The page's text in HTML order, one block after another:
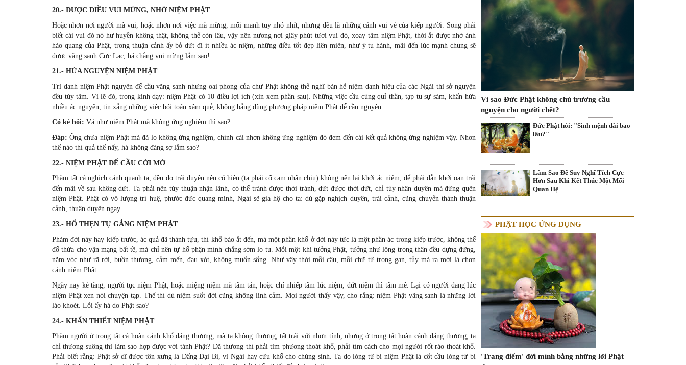
20.- ÐƯỢC ÐIỀU VUI MỪNG, NHỚ NIỆM PHẬT
Hoặc nhơn nơi người mà vui, hoặc nhơn nơi việc mà mừng, mối manh tuy nhỏ nhít, nhưng đều là những cảnh vui vẻ của kiếp người. Song phải
biết cái vui đó nó hư huyễn không thật, không thể còn lâu, vậy nên nương nơi giây phút tươi vui đó, xoay tâm niệm Phật, thời ắt được nhờ ánh
hào quang của Phật, trong thuận cảnh ấy bỏ dứt đi ít nhiều ác niệm, những điều tốt đẹp liên miên, như ý tu hành, mãi đến lúc mạnh chung sẽ
được vãng sanh Cực Lạc, há chẳng vui mừng lắm sao!
21.- HỨA NGUYỆN NIỆM PHẬT
Trì danh niệm Phật nguyên để cầu vãng sanh nhưng oai phong của chư Phật không thể nghĩ bàn hễ niệm danh hiệu của các Ngài thì sở nguyện
đều tùy tâm. Vì lẽ đó, trong kinh dạy: niệm Phật có 10 điều lợi ích (xin xem phần sau). Những việc cầu cúng quỉ thần, tạp tu sự sám, khấn hứa
nhiều ác nguyện, tin xằng những việc bói toán xâm quẻ, không bằng dùng phương pháp niệm Phật để cầu nguyện.
Có kẻ hỏi: Vả như niệm Phật mà không ứng nghiệm thì sao?
Ðáp: Ông chưa niệm Phật mà đã lo không ứng nghiệm, chính cái nhơn không ứng nghiệm đó đem đến cái kết quả không ứng nghiệm vậy. Nhơn
thế nào thì quả thế nấy, há không đáng sợ lắm sao?
22.- NIỆM PHẬT ÐỂ CẦU CỞI MỞ
Phàm tất cả nghịch cảnh quanh ta, đều do trái duyên nên có hiện (ta phải cố cam nhận chịu) không nên lại khởi ác niệm, để phải dẫn khởi oan trái
đến mãi về sau không dứt. Ta phải nên tùy thuận nhận lãnh, có thể tránh được thời tránh, dứt được thời dứt, chỉ tùy nhân duyên mà đừng quên
niệm Phật. Phật có vô lượng trí huệ, phước đức quang minh, Ngài sẽ gia hộ cho ta: dù gặp nghịch duyên, trái cảnh, cũng chuyển thành thuận
cảnh, thuận duyên ngay.
23.- HỔ THẸN TỰ GẮNG NIỆM PHẬT
Phàm đời này hay kiếp trước, ác quả đã thành tựu, thì khổ báo ắt đến, mà một phần khổ ở đời này tức là một phần ác trong kiếp trước, không thể
đổ thừa cho vận mạng bất tề, mà chỉ nên tự hổ phận mình chẳng sớm lo tu. Mỗi một khi tưởng Phật, tưởng như lông trong thân đều dựng đứng,
năm vóc như rã rời, buồn thương, cảm mến, đau xót, không muốn sống. Như vậy thời mỗi câu, mỗi chữ từ trong gan, tủy mà ra mới là chơn
cảnh niệm Phật.
Ngày nay kẻ tăng, người tục niệm Phật, hoặc miệng niệm mà tâm tán, hoặc chỉ nhiếp tâm lúc niệm, dứt niệm thì tâm mê. Lại có người đang lúc
niệm Phật xen nói chuyện tạp. Thế thì dù niệm suốt đời cũng không linh cảm. Mọi người thấy vậy, cho rằng: niệm Phật vãng sanh là những lời
láo khoét. Lỗi ấy há do Phật sao?
24.- KHẨN THIẾT NIỆM PHẬT
Phàm người ở trong tất cả hoàn cảnh khổ đáng thương, mà ta không thương, tất trái với nhơn tính, nhưng ở trong tất hoàn cảnh đáng thương, ta
chỉ thương suông thì làm sao hợp được với tánh Phật? Ðã thương thì phải tìm phương thoát khổ, phải tìm cách cho mọi người rốt ráo thoát khổ.
Phải biết rằng: Phật sở dĩ được tôn xưng là Ðấng Ðại Bi, vì Ngài hay cứu khổ cho chúng sinh. Ta do lòng từ bi niệm Phật là cốt cầu lòng từ bi
Vì sao Đức Phật không chủ trương cầu
nguyện cho người chết?
Đức Phật hỏi: "Sinh mệnh dài bao
lâu?"
Làm Sao Để Suy Nghĩ Tích Cực
Hơn Sau Khi Kết Thúc Một Mối
Quan Hệ
PHẬT HỌC ỨNG DỤNG
'Trang điểm' đời mình bằng những lời Phật